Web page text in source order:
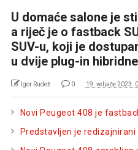
U domaće salone je
a riječ je o fastback
SUV-u, koji je
u dvije plug-in
Igor Rudež 0 19. veljače 2023.
Novi Peugeot 408 je
Predstavljen je redizajnirani